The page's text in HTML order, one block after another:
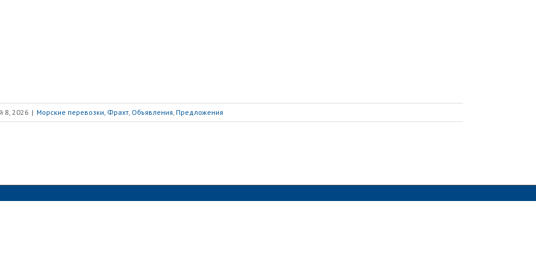
8, 2026 | Морские перевозки, Фрахт Объявления Предложения